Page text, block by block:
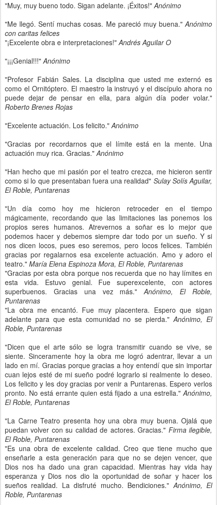
"Muy, muy bueno todo. Sigan adelante. ¡Éxitos!"Anónimo
"Me llegó. Sentí muchas cosas. Me pareció muy buena."Anónimo
con caritas felices
"¡Excelente obra e interpretaciones!"Andrés Aguilar O
"¡¡¡Genial!!!"Anónimo
"Profesor Fabián Sales. La disciplina que usted me externó es
como el Ornitóptero. El maestro la instruyó y el discípulo ahora no
puede dejar de pensar en ella, para algún día poder volar."
Roberto Brenes Rojas
"Excelente actuación. Los felicito."Anónimo
"Gracias por recordarnos que el límite está en la mente. Una
actuación muy rica. Gracias."Anónimo
"Han hecho que mi pasión por el teatro crezca, me hicieron sentir
como si lo que presentaban fuera una realidad" Sulay Solís Aguilar,
El Roble, Puntarenas
"Un día como hoy me hicieron retroceder en el tiempo
mágicamente, recordando que las limitaciones las ponemos los
propios seres humanos. Atrevernos a soñar es lo mejor que
podemos hacer y debemos siempre dar todo por un sueño. Y si
nos dicen locos, pues eso seremos, pero locos felices. También
gracias por regalarnos esa excelente actuación. Amo y adoro el
teatro." María Elena Espinoza Mora, El Roble, Puntarenas
"Gracias por esta obra porque nos recuerda que no hay límites en
esta vida. Estuvo genial. Fue superexcelente, con actores
superbuenos. Gracias una vez más."Anónimo, El Roble,
Puntarenas
"La obra me encantó. Fue muy placentera. Espero que sigan
adelante para que esta comunidad no se pierda."Anónimo, El
Roble, Puntarenas
"Dicen que el arte sólo se logra transmitir cuando se vive, se
siente. Sinceramente hoy la obra me logró adentrar, llevar a un
lado en mí. Gracias porque gracias a hoy entendí que sin importar
cuan lejos esté de mi sueño podré lograrlo si realmente lo deseo.
Los felicito y les doy gracias por venir a Puntarenas. Espero verlos
pronto. No está errante quien está fijado a una estrella."Anónimo,
El Roble, Puntarenas
"La Carne Teatro presenta hoy una obra muy buena. Ojalá que
puedan volver con su calidad de actores. Gracias." Firma ilegible,
El Roble, Puntarenas
"Es una obra de excelente calidad. Creo que tiene mucho que
enseñarle a esta generación para que no se dejen vencer, que
Dios nos ha dado una gran capacidad. Mientras hay vida hay
esperanza y Dios nos dio la oportunidad de soñar y hacer los
sueños realidad. La disfruté mucho. Bendiciones."Anónimo, El
Roble, Puntarenas